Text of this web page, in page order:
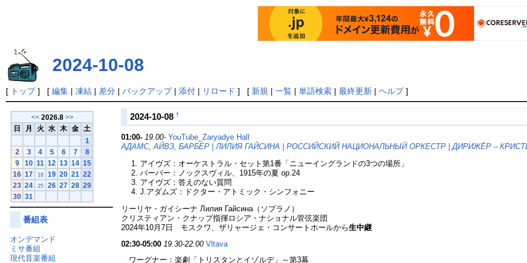
2024-10-08
[ トップ] [ 編集 | 凍結 | 差分 | バックアップ| 添付 | リロード ] [ 新規 | 一覧 | 単語検索 | 最終更新 | ヘルプ]
<< 2026.8 >>
日
月 火 水 木 金
土
1
2
3 4 5 6 7
8
9
10 11 12 13 14 15
16 17 18 19 20 21 22
23 24 25 26 27 28 29
30 31
番組表
オンデマンド
ミサ番組
現代音楽番組
2024-10-08†
01:00- 19.00- YouTube_Zaryadye Hall
АДАМС, АЙВЗ, БАРБЕР | ЛИЛИЯ ГАЙСИНА | РОССИЙСКИЙ НАЦИОНАЛЬНЫЙ ОРКЕСТР | ДИРИЖЁР –
アイヴズ：オーケストラル・セット第1番「ニューイングランドの3つの場所」
バーバー：ノックスヴィル、1915年の夏 op.24
アイヴズ：答えのない質問
J.アダムズ：ドクター・アトミック・シンフォニー
リーリヤ・ガイシーナ Лилия Гайсина（ソプラノ）
クリスティアン・クナップ指揮ロシア・ナショナル管弦楽団
2024年10月7日 モスクワ、ザリャージェ・コンサートホールから生中継
02:30-05:00 19.30-22.00 Vltava
ワーグナー：楽劇「トリスタンとイゾルデ」～第3幕